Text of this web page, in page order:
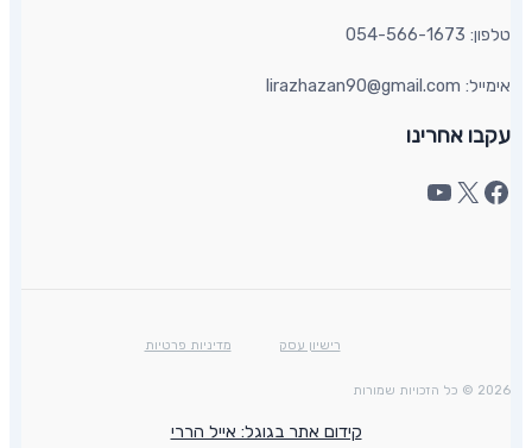
טלפון: 054-566-1673
אימייל: lirazhazan90@gmail.com
עקבו אחרינו
רישיון עסק מדיניות פרטיות
2026 © כל הזכויות שמורות
קידום אתר בגוגל: אייל הררי